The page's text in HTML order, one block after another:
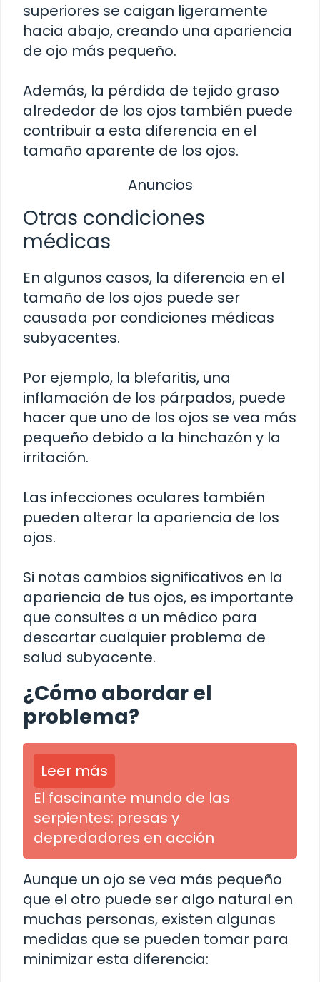
superiores se caigan ligeramente
hacia abajo, creando una apariencia
de ojo más pequeño.
Además, la pérdida de tejido graso
alrededor de los ojos también puede
contribuir a esta diferencia en el
tamaño aparente de los ojos.
Anuncios
Otras condiciones
médicas
En algunos casos, la diferencia en el
tamaño de los ojos puede ser
causada por condiciones médicas
subyacentes.
Por ejemplo, la blefaritis, una
inflamación de los párpados, puede
hacer que uno de los ojos se vea más
pequeño debido a la hinchazón y la
irritación.
Las infecciones oculares también
pueden alterar la apariencia de los
ojos.
Si notas cambios significativos en la
apariencia de tus ojos, es importante
que consultes a un médico para
descartar cualquier problema de
salud subyacente.
¿Cómo abordar el
problema?
Leer más
El fascinante mundo de las
serpientes: presas y
depredadores en acción
Aunque un ojo se vea más pequeño
que el otro puede ser algo natural en
muchas personas, existen algunas
medidas que se pueden tomar para
minimizar esta diferencia: